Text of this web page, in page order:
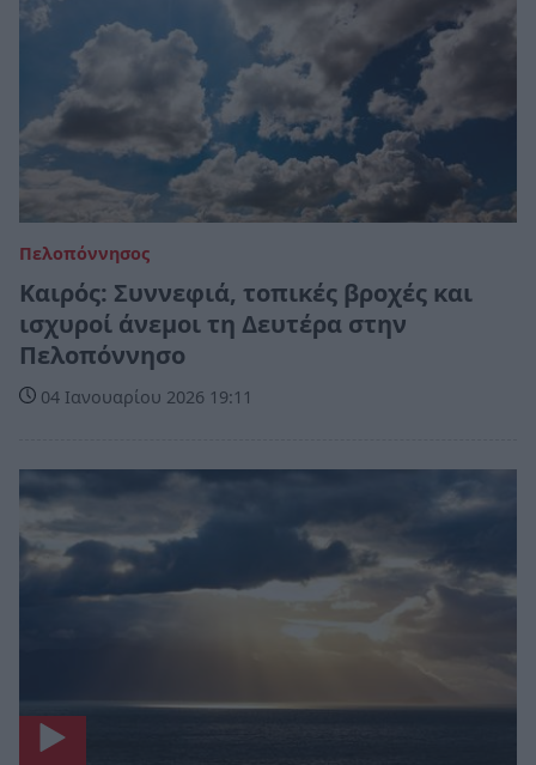
Πελοπόννησος
Καιρός: Συννεφιά, τοπικές βροχές και
ισχυροί άνεμοι τη Δευτέρα στην
Πελοπόννησο
04 Ιανουαρίου 2026 19:11